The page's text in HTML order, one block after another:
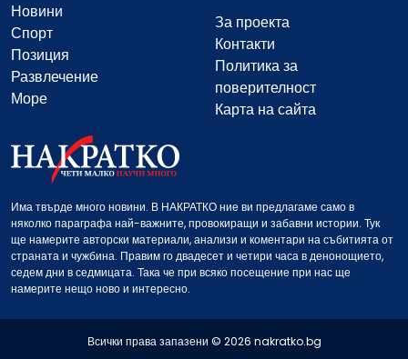
Новини
Спорт
Позиция
Развлечение
Море
За проекта
Контакти
Политика за
поверителност
Карта на сайта
Има твърде много новини. В НАКРАТКО ние ви предлагаме само в
няколко параграфа най-важните, провокиращи и забавни истории. Тук
ще намерите авторски материали, анализи и коментари на събитията от
страната и чужбина. Правим го двадесет и четири часа в денонощието,
седем дни в седмицата. Така че при всяко посещение при нас ще
намерите нещо ново и интересно.
Всички права запазени © 2026 nakratko.bg